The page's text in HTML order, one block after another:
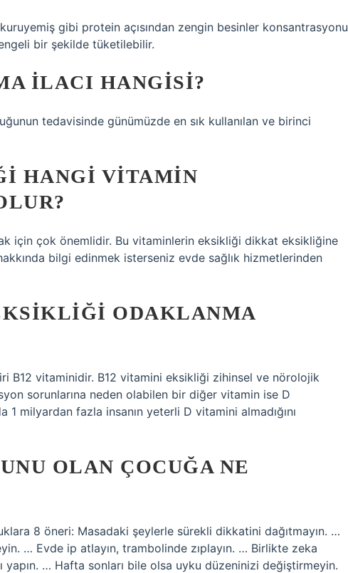
gibi protein açısından zengin besinler konsantrasyonu
bir şekilde tüketilebilir.
ILACI HANGISI?
tedavisinde günümüzde en sık kullanılan ve birinci
HANGI VITAMIN
için çok önemlidir. Bu vitaminlerin eksikliği dikkat eksikliğine
bilgi edinmek isterseniz evde sağlık hizmetlerinden
ODAKLANMA
B12 vitaminidir. B12 vitamini eksikliği zihinsel ve nörolojik
sorunlarına neden olabilen bir diğer vitamin ise D
1 milyardan fazla insanın yeterli D vitamini almadığını
OLAN ÇOCUĞA NE
8 öneri: Masadaki şeylerle sürekli dikkatini dağıtmayın. …
… Evde ip atlayın, trambolinde zıplayın. … Birlikte zeka
yapın. … Hafta sonları bile olsa uyku düzeninizi değiştirmeyin.